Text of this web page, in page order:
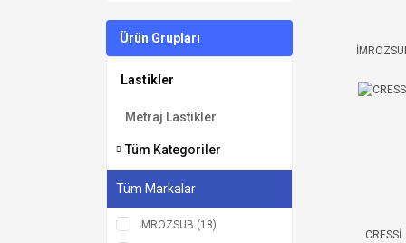
Ürün Grupları
Lastikler
Metraj Lastikler
Tüm Kategoriler
Tüm Markalar
İMROZSUB (18)
CRESSİ